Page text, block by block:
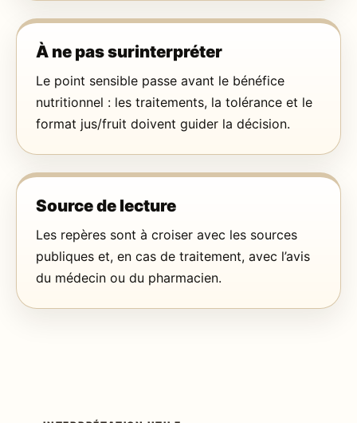
À ne pas surinterpréter
Le point sensible passe avant le bénéfice
nutritionnel : les traitements, la tolérance et le
format jus/fruit doivent guider la décision.
Source de lecture
Les repères sont à croiser avec les sources
publiques et, en cas de traitement, avec l’avis
du médecin ou du pharmacien.